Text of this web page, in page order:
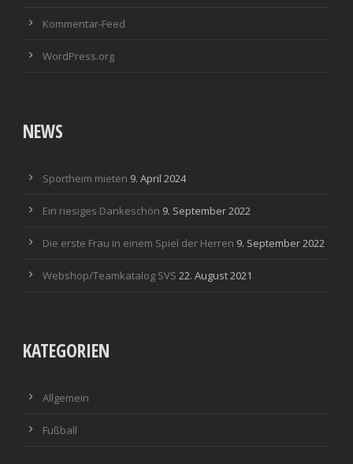
Kommentar-Feed
WordPress.org
NEWS
Sportheim mieten 9. April 2024
Ein riesiges Dankeschön 9. September 2022
Die erste Frau in einem Spiel der Herren 9. September 2022
Webshop/Teamkatalog SVS 22. August 2021
KATEGORIEN
Allgemein
Fußball